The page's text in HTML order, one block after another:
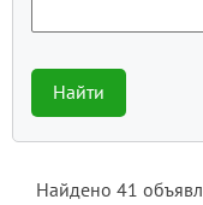
Найти
Найдено 41